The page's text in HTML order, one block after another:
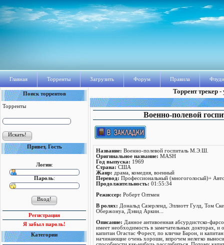
Главная Торренты Загрузить Форум Правила
Поиск торрентов
Торренты
Привет, Гость
Логин:
Пароль:
Регистрация
Я забыл пароль!
Категории
Торрент трекер
Военно-полевой
Название: Военно-полевой госпиталь М.Э.Ш.
Оригинальное название: MASH
Год выпуска: 1969
Страна: США
Жанр: драма, комедия, военный
Перевод: Профессиональный (многоголосый)+
Продолжительность: 01:55:34
Режисcер: Роберт Олтмен
В ролях: Дональд Сазерленд, Эллиотт Гулд, Том
Обержонуа, Дэвид Аркин...
Описание: Данное антивоенная абсурдистско-
имеет необходимость в замечательных докторах,
капитан Огастас Форест, по кличке Барон, и
начинающие очень хороши, впрочем нелегко